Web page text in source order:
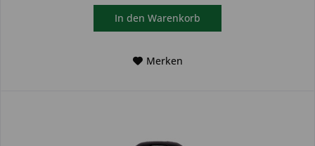
In den Warenkorb
Merken